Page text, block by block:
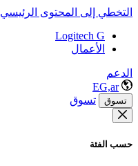
التخطي إلى المحتوى الرئيسي
Logitech G
الأعمال
الدعم
EG,ar
تسوق تسوق
حسب الفئة